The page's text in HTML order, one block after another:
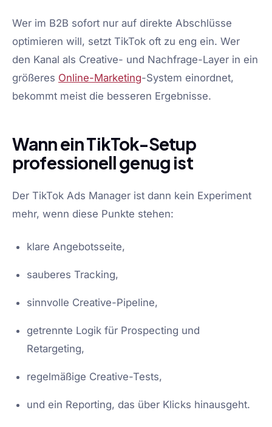
Wer im B2B sofort nur auf direkte Abschlüsse
optimieren will, setzt TikTok oft zu eng ein. Wer
den Kanal als Creative- und Nachfrage-Layer in ein
größeres Online-Marketing-System einordnet,
bekommt meist die besseren Ergebnisse.
Wann ein TikTok-Setup
professionell genug ist
Der TikTok Ads Manager ist dann kein Experiment
mehr, wenn diese Punkte stehen:
klare Angebotsseite,
sauberes Tracking,
sinnvolle Creative-Pipeline,
getrennte Logik für Prospecting und
Retargeting,
regelmäßige Creative-Tests,
und ein Reporting, das über Klicks hinausgeht.